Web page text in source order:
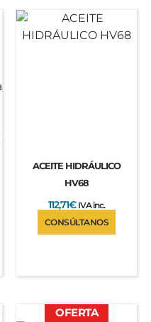
ACEITE HIDRÁULICO
HV68
112,71€ IVA inc.
CONSÚLTANOS
OFERTA
El